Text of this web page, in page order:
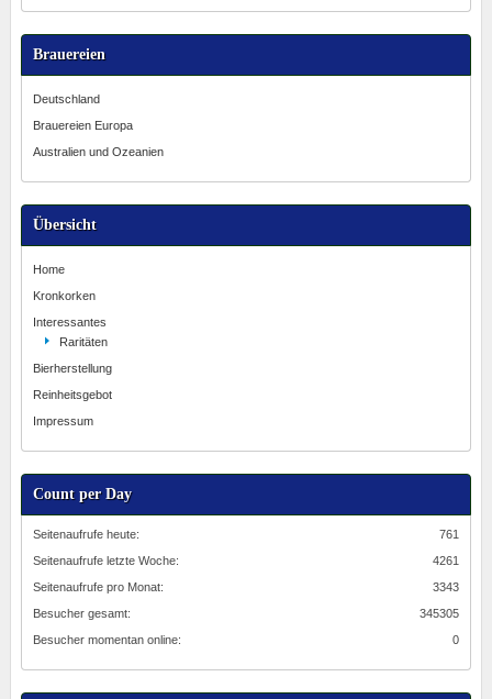
Brauereien
Deutschland
Brauereien Europa
Australien und Ozeanien
Übersicht
Home
Kronkorken
Interessantes
Raritäten
Bierherstellung
Reinheitsgebot
Impressum
Count per Day
761
Seitenaufrufe heute:
4261
Seitenaufrufe letzte Woche:
3343
Seitenaufrufe pro Monat:
345305
Besucher gesamt:
0
Besucher momentan online: